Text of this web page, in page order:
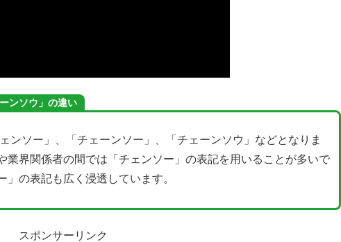
ンソウ」の違い
ンソー」、「チェーンソー」、「チェーンソウ」などとなりま
業界関係者の間では「チェンソー」の表記を用いることが多いで
の表記も広く浸透しています。
スポンサーリンク